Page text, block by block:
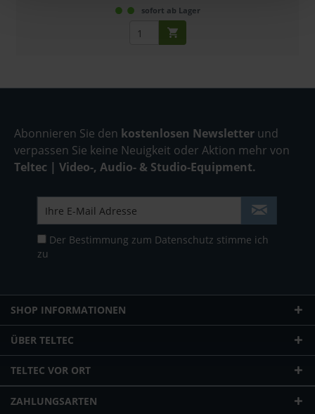
sofort ab Lager
Abonnieren Sie den kostenlosen Newsletter und
verpassen Sie keine Neuigkeit oder Aktion mehr von
Teltec | Video-, Audio- & Studio-Equipment.
Der Bestimmung zum Datenschutz stimme ich
zu
SHOP INFORMATIONEN
ÜBER TELTEC
TELTEC VOR ORT
ZAHLUNGSARTEN